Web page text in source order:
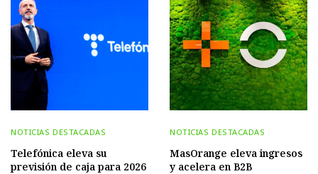
NOTICIAS DESTACADAS
Telefónica eleva su
previsión de caja para 2026
NOTICIAS DESTACADAS
MasOrange eleva ingresos
y acelera en B2B